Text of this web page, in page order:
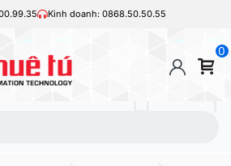
Kinh doanh: 0868.50.50.55
0